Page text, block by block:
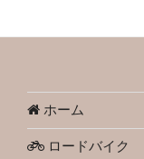
ホーム
ロードバイク